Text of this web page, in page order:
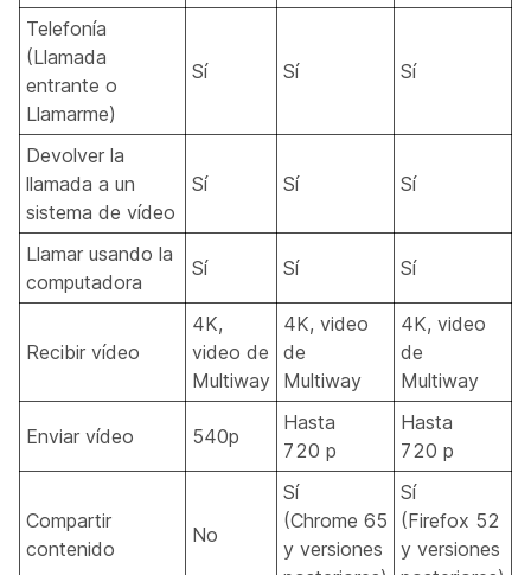
Telefonía
(Llamada
entrante o
Llamarme)
Sí Sí Sí
Devolver la
llamada a un
sistema de vídeo
Sí Sí Sí
Llamar usando la
computadora
Sí Sí Sí
Recibir vídeo
4K,
video de
Multiway
4K, video
de
Multiway
4K, video
de
Multiway
Enviar vídeo 540p
Hasta
720 p
Hasta
720 p
Compartir
contenido
No
Sí
(Chrome 65
y versiones
Sí
(Firefox 52
y versiones